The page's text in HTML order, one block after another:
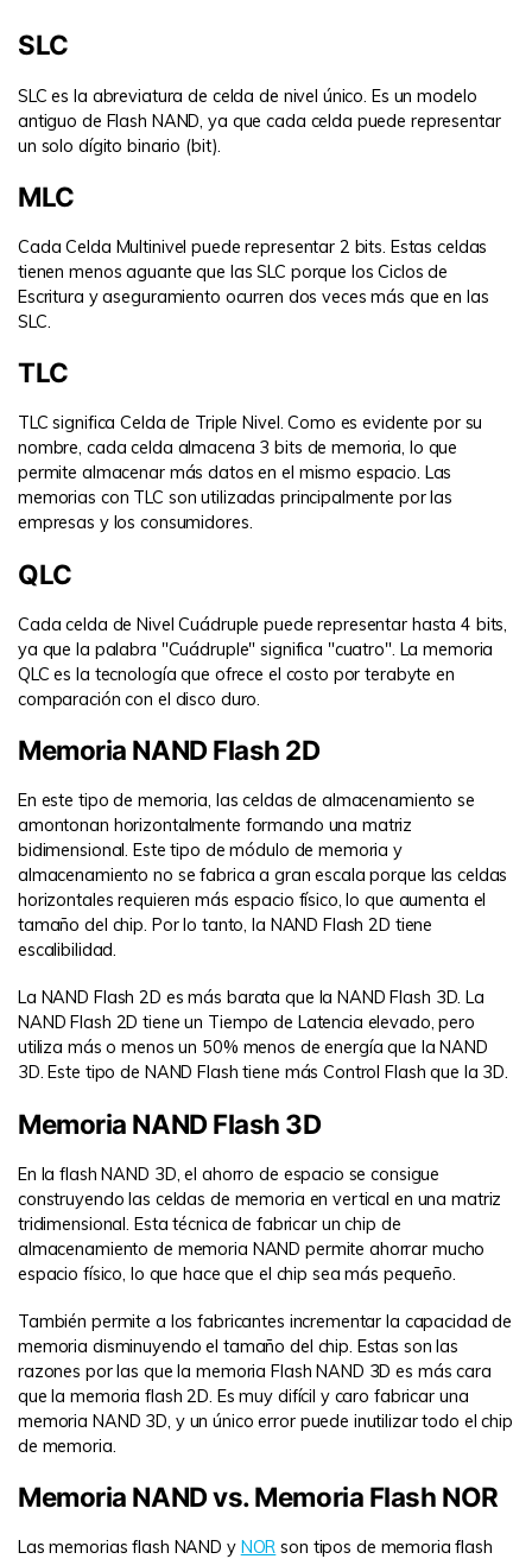
SLC
SLC es la abreviatura de celda de nivel único. Es un modelo
antiguo de Flash NAND, ya que cada celda puede representar
un solo dígito binario (bit).
MLC
Cada Celda Multinivel puede representar 2 bits. Estas celdas
tienen menos aguante que las SLC porque los Ciclos de
Escritura y aseguramiento ocurren dos veces más que en las
SLC.
TLC
TLC significa Celda de Triple Nivel. Como es evidente por su
nombre, cada celda almacena 3 bits de memoria, lo que
permite almacenar más datos en el mismo espacio. Las
memorias con TLC son utilizadas principalmente por las
empresas y los consumidores.
QLC
Cada celda de Nivel Cuádruple puede representar hasta 4 bits,
ya que la palabra "Cuádruple" significa "cuatro". La memoria
QLC es la tecnología que ofrece el costo por terabyte en
comparación con el disco duro.
Memoria NAND Flash 2D
En este tipo de memoria, las celdas de almacenamiento se
amontonan horizontalmente formando una matriz
bidimensional. Este tipo de módulo de memoria y
almacenamiento no se fabrica a gran escala porque las celdas
horizontales requieren más espacio físico, lo que aumenta el
tamaño del chip. Por lo tanto, la NAND Flash 2D tiene
escalibilidad.
La NAND Flash 2D es más barata que la NAND Flash 3D. La
NAND Flash 2D tiene un Tiempo de Latencia elevado, pero
utiliza más o menos un 50% menos de energía que la NAND
3D. Este tipo de NAND Flash tiene más Control Flash que la 3D.
Memoria NAND Flash 3D
En la flash NAND 3D, el ahorro de espacio se consigue
construyendo las celdas de memoria en vertical en una matriz
tridimensional. Esta técnica de fabricar un chip de
almacenamiento de memoria NAND permite ahorrar mucho
espacio físico, lo que hace que el chip sea más pequeño.
También permite a los fabricantes incrementar la capacidad de
memoria disminuyendo el tamaño del chip. Estas son las
razones por las que la memoria Flash NAND 3D es más cara
que la memoria flash 2D. Es muy difícil y caro fabricar una
memoria NAND 3D, y un único error puede inutilizar todo el chip
de memoria.
Memoria NAND vs. Memoria Flash NOR
Las memorias flash NAND y NOR son tipos de memoria flash